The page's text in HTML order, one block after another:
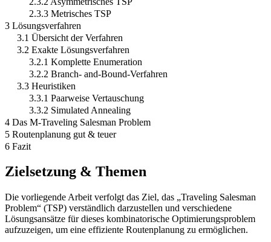
2.3.3 Metrisches TSP
3 Lösungsverfahren
3.1 Übersicht der Verfahren
3.2 Exakte Lösungsverfahren
3.2.1 Komplette Enumeration
3.2.2 Branch- and-Bound-Verfahren
3.3 Heuristiken
3.3.1 Paarweise Vertauschung
3.3.2 Simulated Annealing
4 Das M-Traveling Salesman Problem
5 Routenplanung gut & teuer
6 Fazit
Zielsetzung & Themen
Die vorliegende Arbeit verfolgt das Ziel, das „Traveling Salesman
Problem“ (TSP) verständlich darzustellen und verschiedene
Lösungsansätze für dieses kombinatorische Optimierungsproblem
aufzuzeigen, um eine effiziente Routenplanung zu ermöglichen.